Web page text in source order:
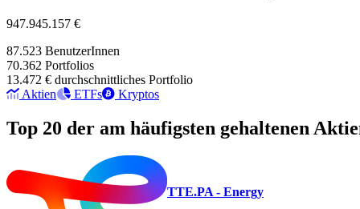
947.945.157 €
87.523 BenutzerInnen
70.362 Portfolios
13.472 € durchschnittliches Portfolio
Aktien
ETFs Kryptos
Top 20 der am häufigsten gehaltenen
TTE.PA - Energy